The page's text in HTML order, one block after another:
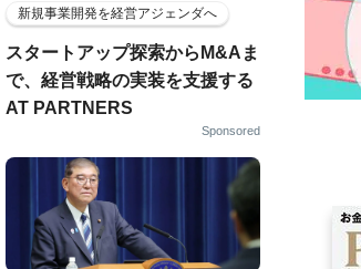
新規事業開発を経営アジェンダへ
スタートアップ探索からM&Aま
で、経営戦略の実装を支援する
AT PARTNERS
Sponsored